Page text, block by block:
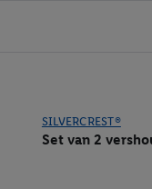
SILVERCREST®
Set van 2